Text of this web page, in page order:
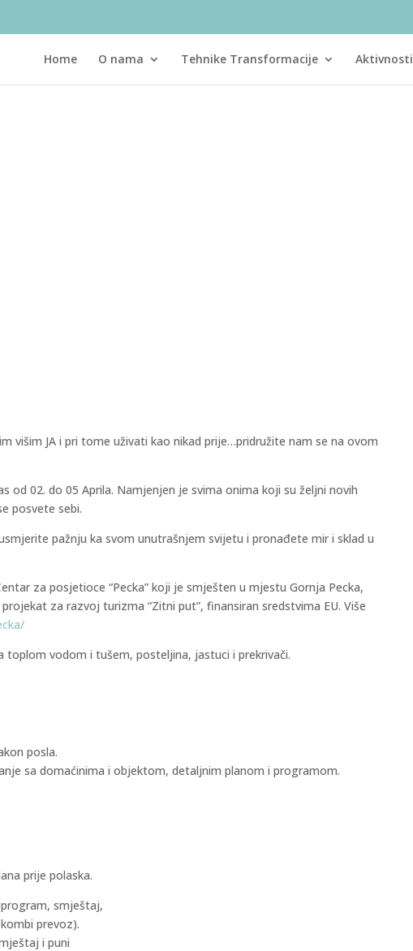
Home O nama Tehnike Transformacije Aktivnosti
višim JA i pri tome uživati kao nikad prije…pridružite nam se na ovom
od 02. do 05 Aprila. Namjenjen je svima onima koji su željni novih
posvete sebi.
pažnju ka svom unutrašnjem svijetu i pronađete mir i sklad u
za posjetioce “Pecka” koji je smješten u mjestu Gornja Pecka,
za razvoj turizma “Zitni put”, finansiran sredstvima EU. Više
vodom i tušem, posteljina, jastuci i prekrivači.
posla.
sa domaćinima i objektom, detaljnim planom i programom.
prije polaska.
smještaj,
prevoz).
i puni